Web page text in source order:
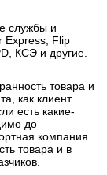
службы и
Express, Flip
КСЭ и другие.
товара и
как клиент
есть какие-
до
компания
товара и в